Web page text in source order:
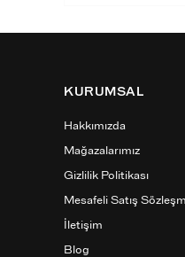
KURUMSAL
Hakkımızda
Mağazalarımız
Gizlilik Politikası
Mesafeli Satış
İletişim
Blog